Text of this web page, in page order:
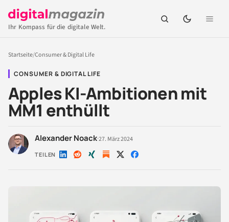
Ihr Kompass für die digitale Welt.
Startseite/Consumer & Digital Life
CONSUMER & DIGITAL LIFE
Apples KI-Ambitionen mit
MM1 enthüllt
Alexander Noack·27. März 2024
TEILEN Auf Auf Auf Auf Auf